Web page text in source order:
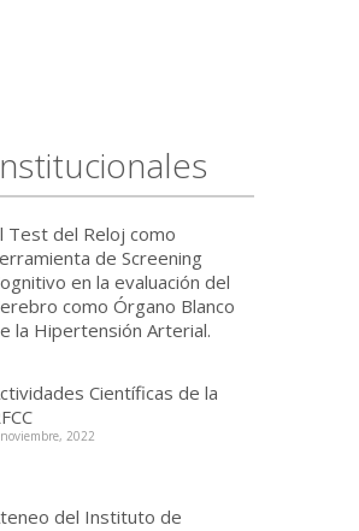
Test del Reloj como
de Screening
en la evaluación del
como Órgano Blanco
la Hipertensión Arterial.
Científicas de la
2022
del Instituto de